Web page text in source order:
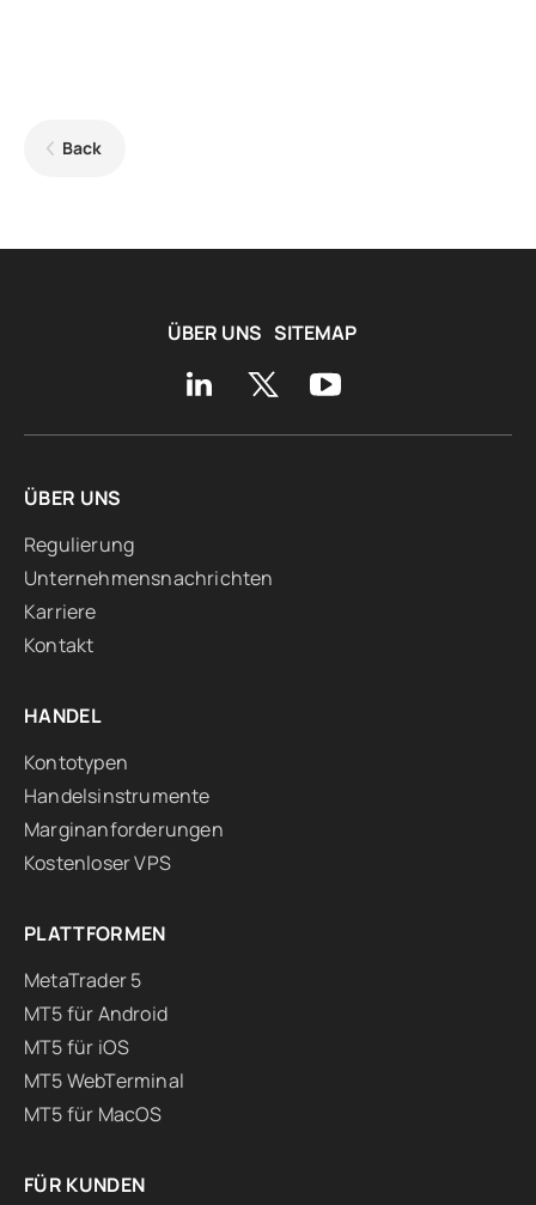
Back
ÜBER UNS SITEMAP
ÜBER UNS
Regulierung
Unternehmensnachrichten
Karriere
Kontakt
HANDEL
Kontotypen
Handelsinstrumente
Marginanforderungen
Kostenloser VPS
PLATTFORMEN
MetaTrader 5
MT5 für Android
MT5 für iOS
MT5 WebTerminal
MT5 für MacOS
FÜR KUNDEN